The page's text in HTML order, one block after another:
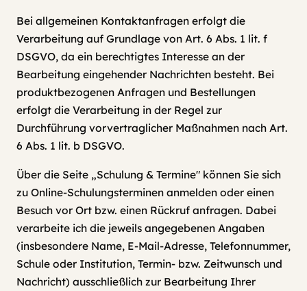
Bei allgemeinen Kontaktanfragen erfolgt die
Verarbeitung auf Grundlage von Art. 6 Abs. 1 lit. f
DSGVO, da ein berechtigtes Interesse an der
Bearbeitung eingehender Nachrichten besteht. Bei
produktbezogenen Anfragen und Bestellungen
erfolgt die Verarbeitung in der Regel zur
Durchführung vorvertraglicher Maßnahmen nach Art.
6 Abs. 1 lit. b DSGVO.
Über die Seite „Schulung & Termine" können Sie sich
zu Online-Schulungsterminen anmelden oder einen
Besuch vor Ort bzw. einen Rückruf anfragen. Dabei
verarbeite ich die jeweils angegebenen Angaben
(insbesondere Name, E-Mail-Adresse, Telefonnummer,
Schule oder Institution, Termin- bzw. Zeitwunsch und
Nachricht) ausschließlich zur Bearbeitung Ihrer